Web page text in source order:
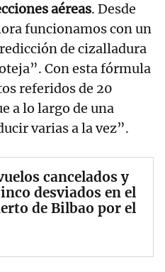
aéreas. Desde
funcionamos con un
de cizalladura
Con esta fórmula
referidos de 20
a lo largo de una
varias a la vez”.
cancelados y
desviados en el
de Bilbao por el